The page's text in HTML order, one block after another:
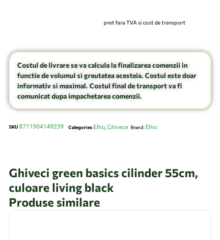
pret fara TVA si cost de transport
Costul de livrare se va calcula la finalizarea comenzii in
functie de volumul si greutatea acesteia. Costul este doar
informativ si maximal. Costul final de transport va fi
comunicat dupa impachetarea comenzii.
SKU 8711904149239 Categories Elho Ghivece Brand: Elho
Ghiveci green basics cilinder 55cm,
culoare living black
Produse similare